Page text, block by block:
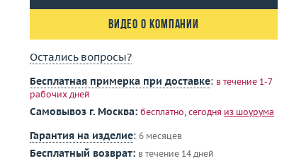
Видео о компании
Остались вопросы?
Бесплатная примерка при доставке: в течение 1-7
рабочих дней
Самовывоз г. Москва: бесплатно, сегодня из шоурума
Гарантия на изделие: 6 месяцев
Бесплатный возврат: в течение 14 дней